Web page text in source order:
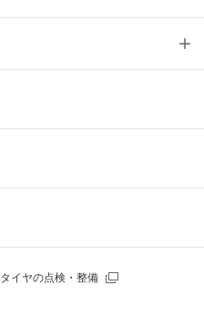
タイヤの点検・整備